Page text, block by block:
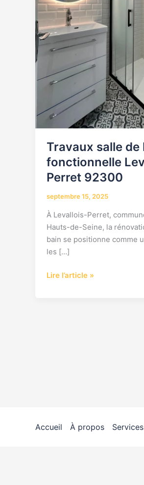
Travaux salle de
fonctionnelle
Perret 92300
septembre 15, 2025
À Levallois-Perret,
Hauts-de-Seine, la
bain se positionne comme
les […]
Lire l’article »
Accueil À propos Services